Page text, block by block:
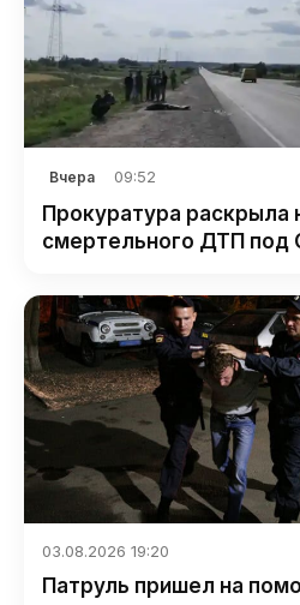
Вчера 09:52
Прокуратура раскрыла
смертельного ДТП под
03.08.2026 19:20
Патруль пришел на